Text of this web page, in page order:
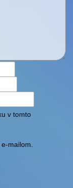
v tomto
mailom.